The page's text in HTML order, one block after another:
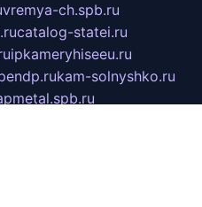
vremya-ch.spb.ru
catalog-statei.ru
ipkameryhiseeu.ru
kam-solnyshko.ru